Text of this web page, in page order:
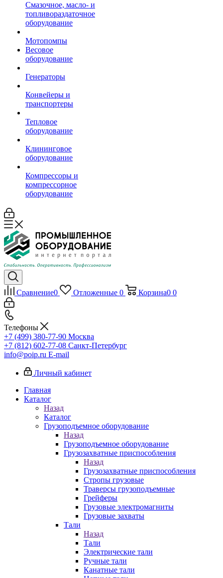
Смазочное, масло- и
топливораздаточное
оборудование
Мотопомпы
Весовое
оборудование
Генераторы
Конвейеры и
транспортеры
Тепловое
оборудование
Клининговое
оборудование
Компрессоры и
компрессорное
оборудование
Сравнение0 Отложенные 0 Корзина0 0
Телефоны
+7 (499) 380-77-90 Москва
+7 (812) 602-77-08 Санкт-Петербург
info@poip.ru E-mail
Личный кабинет
Главная
Каталог
Назад
Каталог
Грузоподъемное оборудование
Назад
Грузоподъемное оборудование
Грузозахватные приспособления
Назад
Грузозахватные приспособления
Стропы грузовые
Траверсы грузоподъемные
Грейферы
Грузовые электромагниты
Грузовые захваты
Тали
Назад
Тали
Электрические тали
Ручные тали
Канатные тали